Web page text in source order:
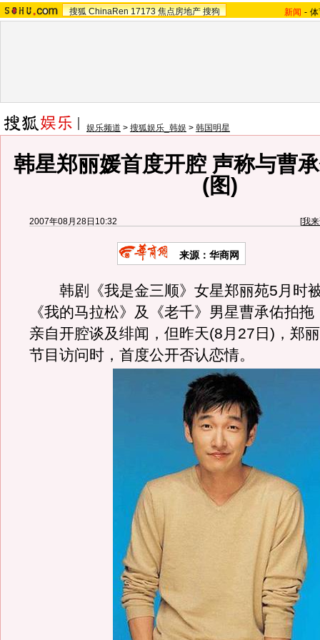
搜狐 ChinaRen 17173 焦点房地产 搜狗 新闻 -
娱乐频道 > 搜狐娱乐_韩娱 > 韩国明星
韩星郑丽媛首度开腔 声称与曹
(图)
2007年08月28日10:32 [我
来源：华商网
韩剧《我是金三顺》女星郑丽苑5月时
《我的马拉松》及《老千》男星曹承佑拍
亲自开腔谈及绯闻，但昨天(8月27日)，郑
节目访问时，首度公开否认恋情。